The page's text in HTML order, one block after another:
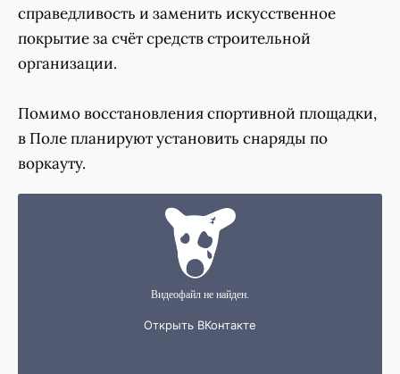
справедливость и заменить искусственное
покрытие за счёт средств строительной
организации.
Помимо восстановления спортивной площадки,
в Поле планируют установить снаряды по
воркауту.